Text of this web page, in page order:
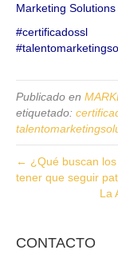
Marketing Solutions
#certificadossl
Publicado en
etiquetado:
← ¿Qué buscan
tener que seguir
La
CONTACTO